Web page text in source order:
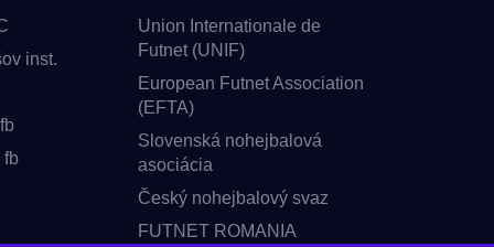
inst.
fb
Union Internationale de
Futnet (UNIF)
European Futnet Association
(EFTA)
Slovenská nohejbalová
asociácia
Český nohejbalový svaz
FUTNET ROMANIA